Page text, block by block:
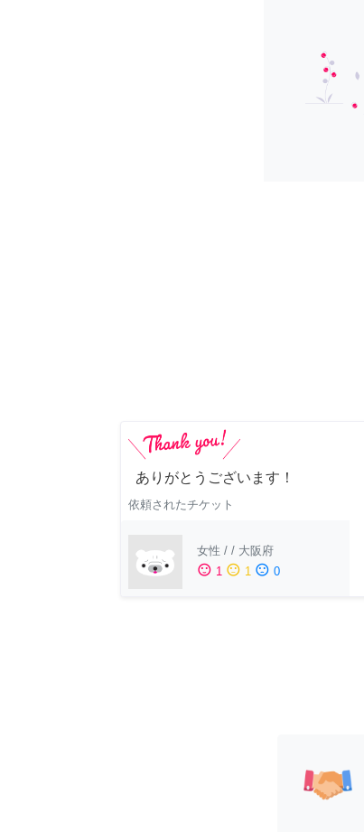
ありがとうございます！
依頼されたチケット
女性 / / 大阪府
sentiment_satisfied 1 sentiment_neutral 1 sentiment_dissatisfied 0